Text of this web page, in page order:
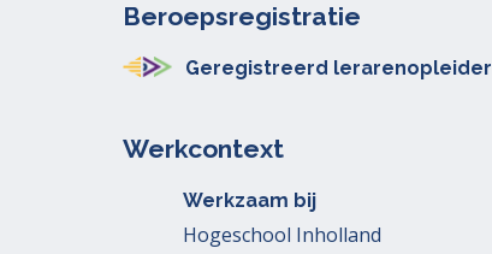
Beroepsregistratie
Geregistreerd lerarenopleider
Werkcontext
Werkzaam bij
Hogeschool Inholland